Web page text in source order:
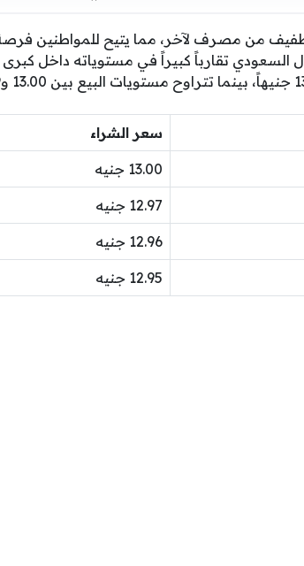
من مصرف لآخر، مما يتيح للمواطنين فرصة
السعودي تقارباً كبيراً في مستوياته داخل
سعر الشراء
13.00 جنيه
12.97 جنيه
12.96 جنيه
12.95 جنيه